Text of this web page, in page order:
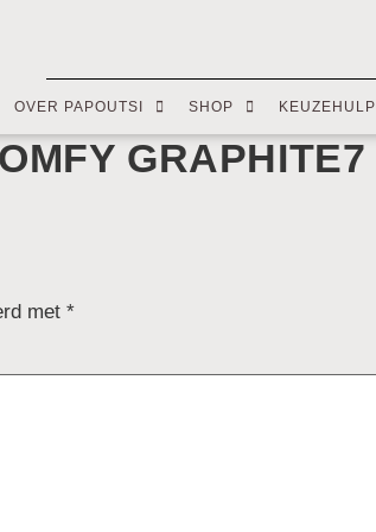
OVER PAPOUTSI SHOP KEUZEHULP
GRAPHITE7
met *